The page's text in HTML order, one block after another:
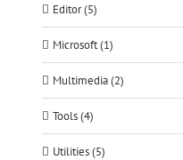
Editor (5)
Microsoft (1)
Multimedia (2)
Tools (4)
Utilities (5)